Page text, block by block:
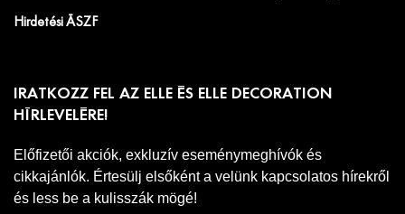
Hirdetési ÁSZF
IRATKOZZ FEL AZ ELLE ÉS ELLE DECORATION
HÍRLEVELÉRE!
Előfizetői akciók, exkluzív eseménymeghívók és
cikkajánlók. Értesülj elsőként a velünk kapcsolatos hírekről
és less be a kulisszák mögé!